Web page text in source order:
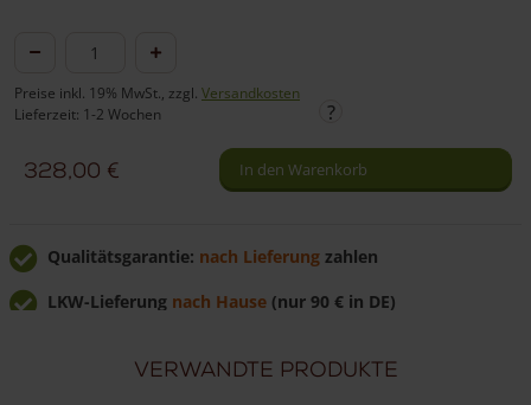
Englisches
Douglasie
Menge
Preise inkl. 19% MwSt., zzgl. Versandkosten
Lieferzeit: 1-2 Wochen
328,00 € In den Warenkorb
Qualitätsgarantie: nach Lieferung zahlen
LKW-Lieferung nach Hause (nur 90 € in DE)
Verwandte Produkte